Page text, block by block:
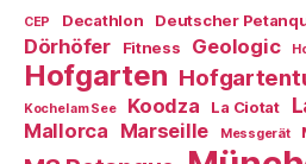
CEP Decathlon Deutscher
Dörhöfer Fitness Geologic
Hofgarten
Kochel am See Koodza La Ciotat
Mallorca Marseille Messgerät